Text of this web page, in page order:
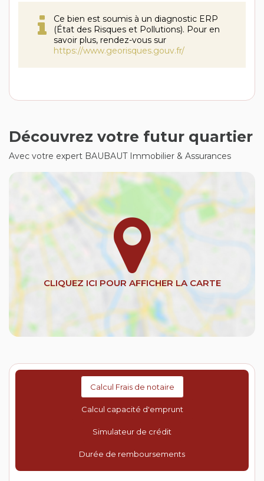
Ce bien est soumis à un diagnostic ERP
(État des Risques et Pollutions). Pour en
savoir plus, rendez-vous sur
https://www.georisques.gouv.fr/
Découvrez votre futur quartier
Avec votre expert BAUBAUT Immobilier & Assurances
Calcul Frais de notaire
Calcul capacité d'emprunt
Simulateur de crédit
Durée de remboursements